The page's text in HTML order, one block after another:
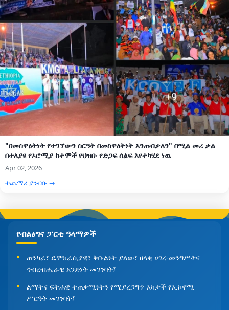
"በመስዋዕትነት የተገኘውን ስርዓት በመስዋዕትነት እንጠብቃለን" በሚል መሪ ቃል
በተለያዩ የኦሮሚያ ከተሞች የህዝቡ የድጋፍ ሰልፍ እየተካሄደ ነዉ
Apr 02, 2026
ተጨማሪ ያንብቡ →
የብልፅግና ፓርቲ ዓላማዎች
ጠንካራ፣ ዴሞክራሲያዊ፣ ቅቡልነት ያለው፣ ዘላቂ ሀገረ-መንግሥትና
ኅብረብሔራዊ አንድነት መገንባት፤
ልማትና ፍትሐዊ ተጠቃሚነትን የሚያረጋግጥ አካታች የኢኮኖሚ
ሥርዓት መገንባት፤